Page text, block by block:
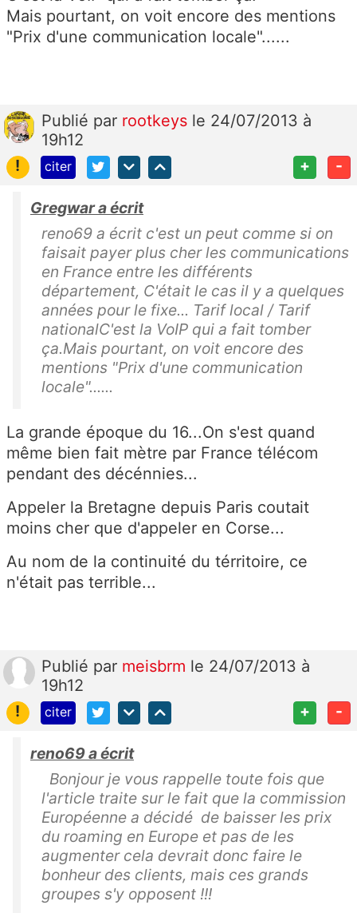
Mais pourtant, on voit encore des mentions
"Prix d'une communication locale"......
Publié par rootkeys le 24/07/2013 à
19h12
!
citer + -
Gregwar a écrit
reno69 a écrit c'est un peut comme si on
faisait payer plus cher les communications
en France entre les différents
département, C'était le cas il y a quelques
années pour le fixe... Tarif local / Tarif
nationalC'est la VoIP qui a fait tomber
ça.Mais pourtant, on voit encore des
mentions "Prix d'une communication
locale"......
La grande époque du 16...On s'est quand
même bien fait mètre par France télécom
pendant des décénnies...
Appeler la Bretagne depuis Paris coutait
moins cher que d'appeler en Corse...
Au nom de la continuité du térritoire, ce
n'était pas terrible...
Publié par meisbrm le 24/07/2013 à
19h12
!
citer + -
reno69 a écrit
Bonjour je vous rappelle toute fois que
l'article traite sur le fait que la commission
Européenne a décidé de baisser les prix
du roaming en Europe et pas de les
augmenter cela devrait donc faire le
bonheur des clients, mais ces grands
groupes s'y opposent !!!